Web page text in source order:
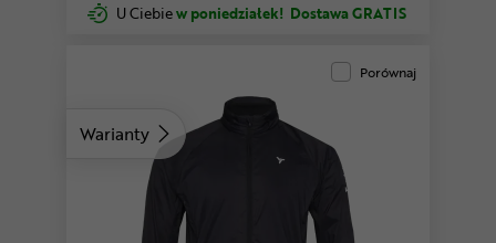
U Ciebiew poniedziałek! Dostawa GRATIS
Warianty
Porównaj